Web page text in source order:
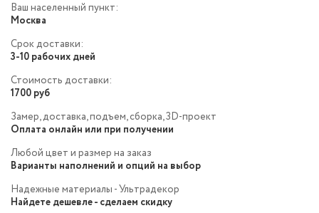
Ваш населенный пункт:
Москва
Срок доставки:
3-10 рабочих дней
Стоимость доставки:
1700 руб
Замер, доставка, подъем, сборка, 3D-проект
Оплата онлайн или при получении
Любой цвет и размер на заказ
Варианты наполнений и опций на выбор
Надежные материалы - Ультрадекор
Найдете дешевле - сделаем скидку